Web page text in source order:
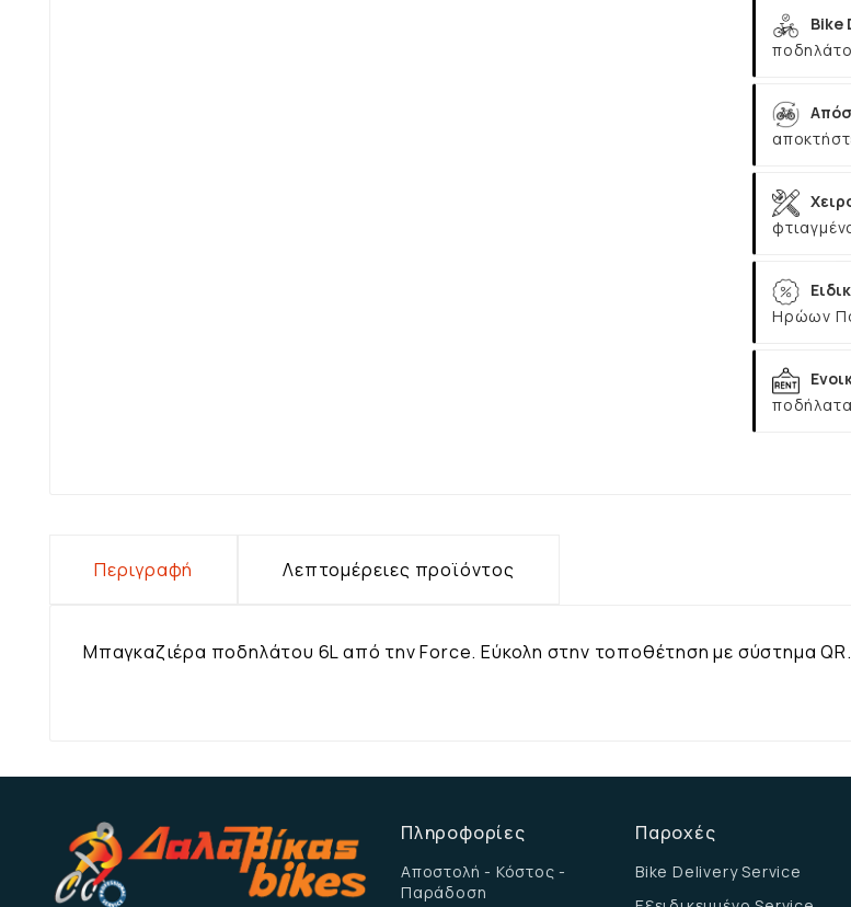
Bike
Ηρώων
Περιγραφή Λεπτομέρειες προϊόντος
Μπαγκαζιέρα ποδηλάτου 6L από την Force. Εύκολη στην τοποθέτηση με σύστημα
Πληροφορίες
Αποστολή - Κόστος -
Παράδοση
Παροχές
Bike Delivery Service